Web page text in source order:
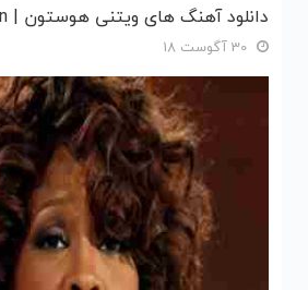
دانلود آهنگ های ویتنی هوستون | Whitney Houston